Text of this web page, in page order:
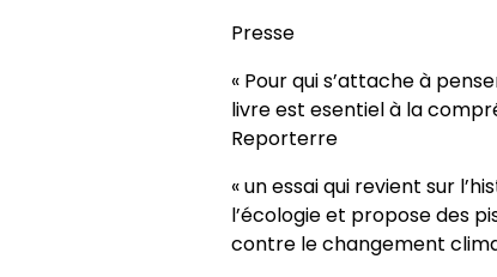
Presse
« Pour qui s’attache à
livre est esentiel à la
Reporterre
« un essai qui revient sur
l’écologie et propose des
contre le changement